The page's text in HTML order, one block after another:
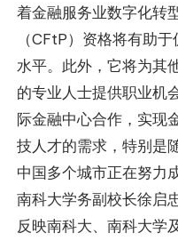
着金融服务业数字化转
（CFtP）资格将有助
水平。此外，它将为其
的专业人士提供职业机
际金融中心合作，实现
技人才的需求，特别是
中国多个城市正在努力
南科大学务副校长徐启
反映南科大、南科大学